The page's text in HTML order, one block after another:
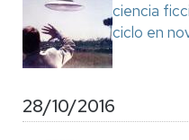
ciencia
ciclo en
28/10/2016